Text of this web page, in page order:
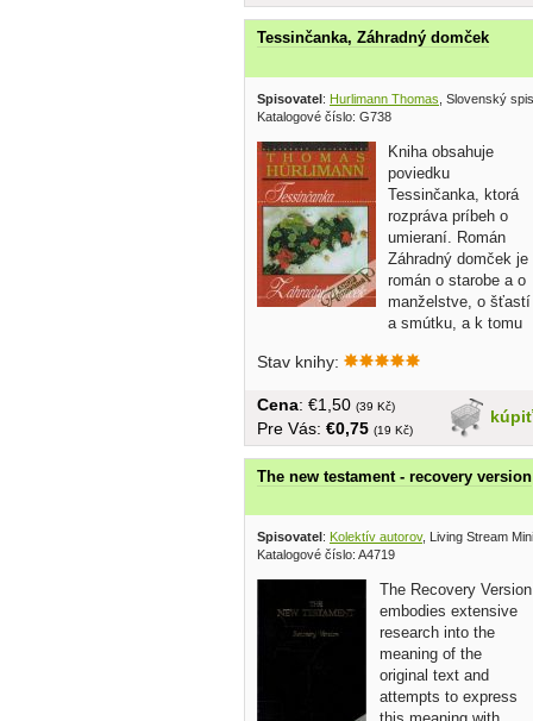
Tessinčanka, Záhradný domček
Spisovatel: Hurlimann Thomas , Slovenský
Katalogové číslo: G738
Kniha obsahuje
poviedku
Tessinčanka, ktorá
rozpráva príbeh o
umieraní. Román
Záhradný domček je
román o starobe a o
manželstve, o šťastí
a smútku, a k tomu
Stav knihy:
kúpiť
Cena: €1,50 (39 Kč)
Pre Vás: €0,75 (19 Kč)
The new testament - recovery version
Spisovatel : Kolektív autorov, Living Stream
Katalogové číslo: A4719
The Recovery Version
embodies extensive
research into the
meaning of the
original text and
attempts to express